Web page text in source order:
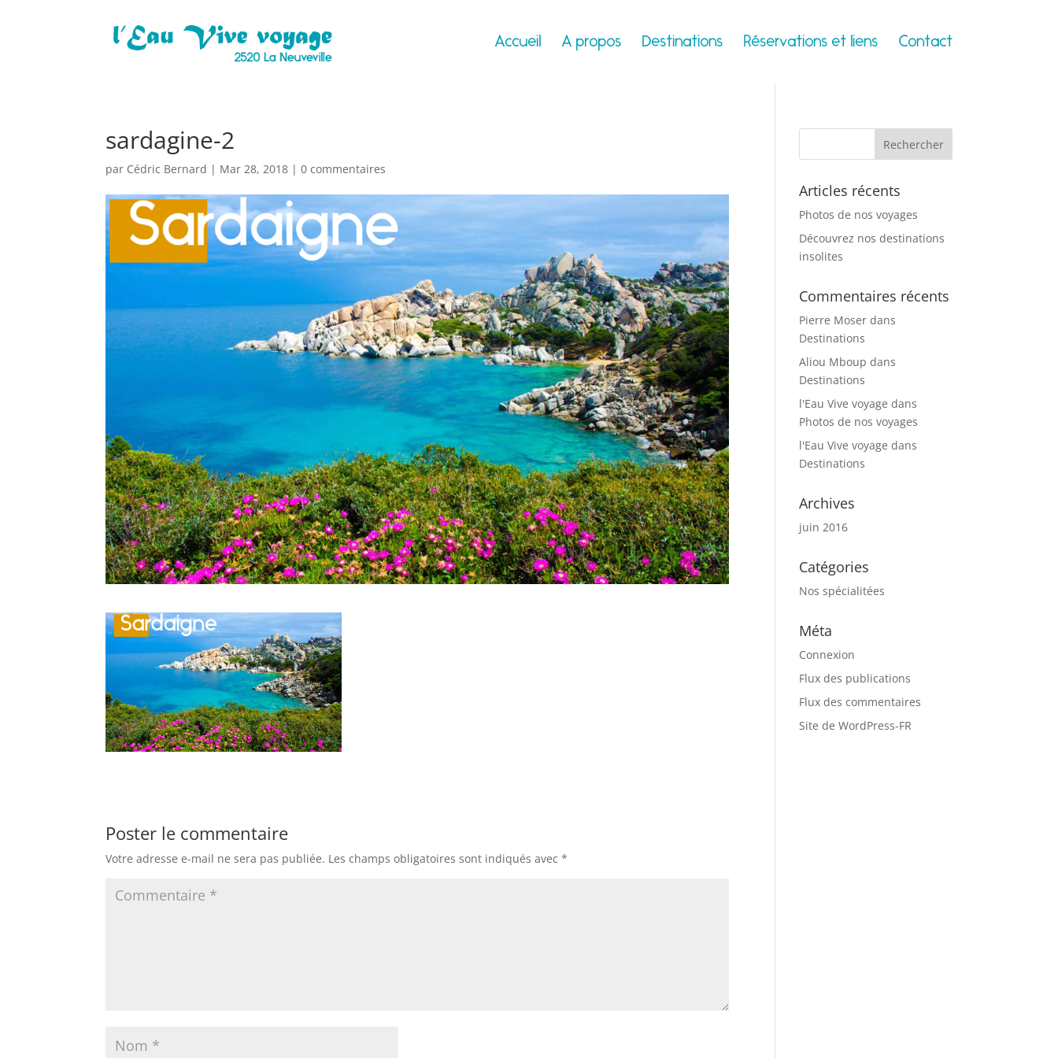
Accueil A propos Destinations Réservations et liens Contact
sardagine-2
par Cédric Bernard | Mar 28, 2018 |0 commentaires
Poster le commentaire
Votre adresse e-mail ne sera pas publiée. Les champs obligatoires sont indiqués avec*
Articles récents
Photos de nos voyages
Découvrez nos destinations
insolites
Commentaires récents
Pierre Moser dans
Destinations
Aliou Mboup dans
Destinations
l'Eau Vive voyage dans
Photos de nos voyages
l'Eau Vive voyage dans
Destinations
Archives
juin 2016
Catégories
Nos spécialitées
Méta
Connexion
Flux des publications
Flux des commentaires
Site de WordPress-FR